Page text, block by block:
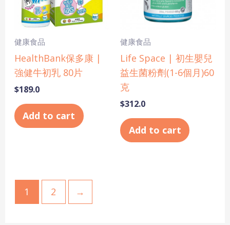
健康食品
HealthBank保多康 |
強健牛初乳 80片
$189.0
Add to cart
健康食品
Life Space | 初生嬰兒
益生菌粉劑(1-6個月)60
克
$312.0
Add to cart
1 2 →